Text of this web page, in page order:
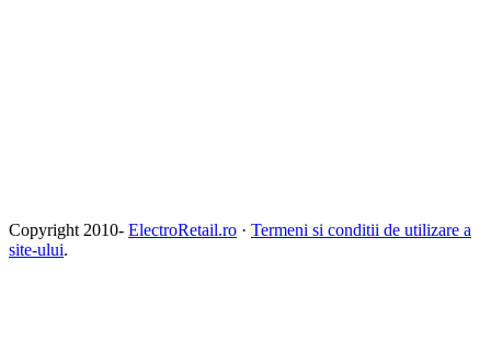
Copyright 2010- ElectroRetail.ro · Termeni si conditii de utilizare a
site-ului.